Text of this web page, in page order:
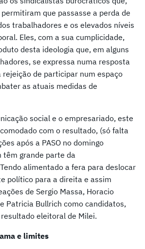
que passasse a perda de
trabalhadores e os elevados níveis
Eles, com a sua cumplicidade,
desta ideologia que, em alguns
se expressa numa resposta
rejeição de participar num espaço
as atuais medidas de
social e o empresariado, este
com o resultado, (só falta
após a PASO no domingo
têm grande parte da
alimentado a fera para deslocar
político para a direita e assim
de Sergio Massa, Horacio
Patricia Bullrich como candidatos,
eleitoral de Milei.
e limites